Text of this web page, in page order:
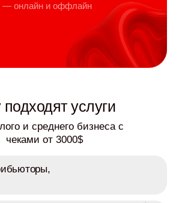
— онлайн и оффлайн
услуги
и среднего бизнеса с
чеками от 3000$